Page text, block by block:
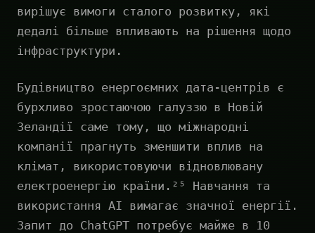
вирішує вимоги сталого розвитку, які
дедалі більше впливають на рішення щодо
інфраструктури.
Будівництво енергоємних дата-центрів є
бурхливо зростаючою галуззю в Новій
Зеландії саме тому, що міжнародні
компанії прагнуть зменшити вплив на
клімат, використовуючи відновлювану
електроенергію країни.²⁵ Навчання та
використання AI вимагає значної енергії.
Запит до ChatGPT потребує майже в 10